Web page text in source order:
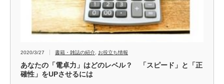
2020/3/27 書籍・雑誌の紹介 お役立ち情報
あなたの「電卓力」はどのレベル？ 「スピード」と「正
確性」をUPさせるには